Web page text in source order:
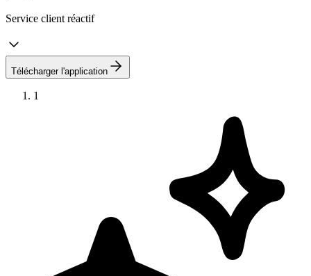
Service client réactif
Télécharger l'application
1